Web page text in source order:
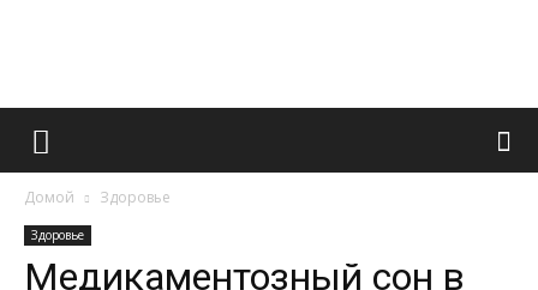
Французский
Домой Здоровье
Здоровье
Медикаментозный сон в